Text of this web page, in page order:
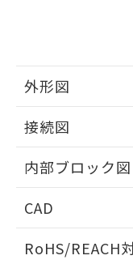
外形図
接続図
内部ブロック図
CAD
ドすることがで
RoHS/REACH
また、
物質の対応
荷製品に未
欄に対応日
しているこ
り、2022年
す。